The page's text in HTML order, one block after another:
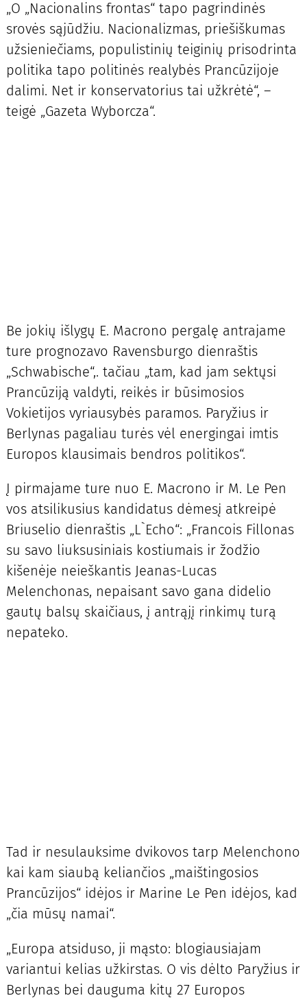
„O „Nacionalins frontas“ tapo pagrindinės
srovės sąjūdžiu. Nacionalizmas, priešiškumas
užsieniečiams, populistinių teiginių prisodrinta
politika tapo politinės realybės Prancūzijoje
dalimi. Net ir konservatorius tai užkrėtė“, –
teigė „Gazeta Wyborcza“.
Be jokių išlygų E. Macrono pergalę antrajame
ture prognozavo Ravensburgo dienraštis
„Schwabische“,. tačiau „tam, kad jam sektųsi
Prancūziją valdyti, reikės ir būsimosios
Vokietijos vyriausybės paramos. Paryžius ir
Berlynas pagaliau turės vėl energingai imtis
Europos klausimais bendros politikos“.
Į pirmajame ture nuo E. Macrono ir M. Le Pen
vos atsilikusius kandidatus dėmesį atkreipė
Briuselio dienraštis „L`Echo“: „Francois Fillonas
su savo liuksusiniais kostiumais ir žodžio
kišenėje neieškantis Jeanas-Lucas
Melenchonas, nepaisant savo gana didelio
gautų balsų skaičiaus, į antrąjį rinkimų turą
nepateko.
Tad ir nesulauksime dvikovos tarp Melenchono
kai kam siaubą keliančios „maištingosios
Prancūzijos“ idėjos ir Marine Le Pen idėjos, kad
„čia mūsų namai“.
„Europa atsiduso, ji mąsto: blogiausiajam
variantui kelias užkirstas. O vis dėlto Paryžius ir
Berlynas bei dauguma kitų 27 Europos